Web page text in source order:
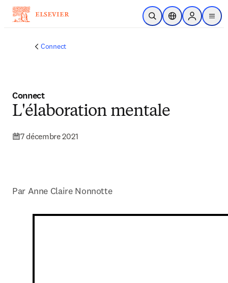
Passer au contenu principal
Ouvrir la recherche
Sélecteur de
Sign in to
menu
Connect
Connect
L'élaboration mentale
7 décembre 2021
Par Anne Claire Nonnotte